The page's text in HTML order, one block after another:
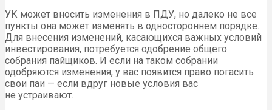
УК может вносить изменения в ПДУ, но далеко не все
пункты она может изменять в одностороннем порядке.
Для внесения изменений, касающихся важных условий
инвестирования, потребуется одобрение общего
собрания пайщиков. И если на таком собрании
одобряются изменения, у вас появится право погасить
свои паи — если вдруг новые условия вас
не устраивают.